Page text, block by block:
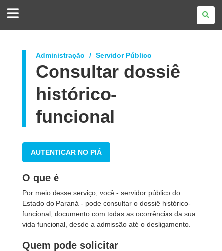
DO
Administração Servidor Público
Consultar dossiê
histórico-
funcional
AUTENTICAR NO PIÁ
O que é
Por meio desse serviço, você - servidor público do
Estado do Paraná - pode consultar o dossiê histórico-
funcional, documento com todas as ocorrências da sua
vida funcional, desde a admissão até o desligamento.
Quem pode solicitar